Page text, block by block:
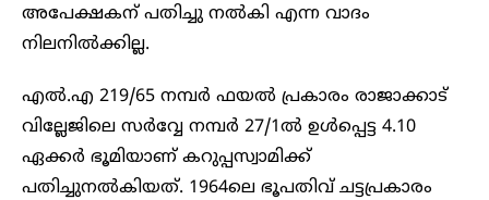
അപേക്ഷകന് പതിച്ചു നൽകി എന്ന വാദം
നിലനിൽക്കില്ല.
എൽ.എ 219/65 നമ്പർ ഫയൽ പ്രകാരം രാജാക്കാട്
വില്ലേജിലെ സർവ്വേ നമ്പർ 27/1ൽ ഉൾപ്പെട്ട 4.10
ഏക്കർ ഭൂമിയാണ് കറുപ്പസ്വാമിക്ക്
പതിച്ചുനൽകിയത്. 1964ലെ ഭൂപതിവ് ചട്ടപ്രകാരം